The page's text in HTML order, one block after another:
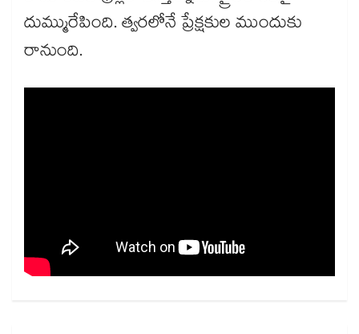
దుమ్మురేపింది. త్వరలోనే ప్రేక్షకుల ముందుకు
రానుంది.